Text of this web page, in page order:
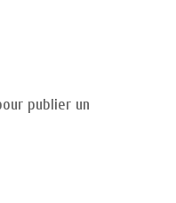
publier un